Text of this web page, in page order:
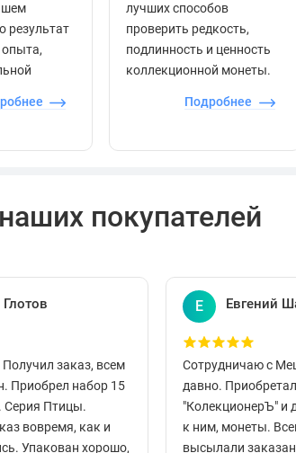
результат
опыта,
лучших способов
проверить редкость,
подлинность и ценность
коллекционной монеты.
Подробнее
покупателей
заказ, всем
Приобрел набор 15
Серия Птицы.
вовремя, как и
Упакован хорошо,
Е Евгений
Сотрудничаю с
давно.
"КолекционерЪ" и
к ним, монеты.
высылали